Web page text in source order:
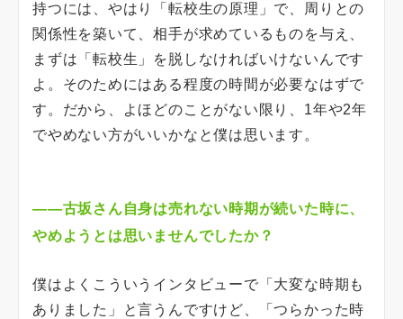
持つには、やはり「転校生の原理」で、周りとの
関係性を築いて、相手が求めているものを与え、
まずは「転校生」を脱しなければいけないんです
よ。そのためにはある程度の時間が必要なはずで
す。だから、よほどのことがない限り、1年や2年
でやめない方がいいかなと僕は思います。
――古坂さん自身は売れない時期が続いた時に、
やめようとは思いませんでしたか？
僕はよくこういうインタビューで「大変な時期も
ありました」と言うんですけど、「つらかった時